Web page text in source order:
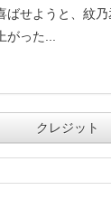
ばせようと、紋
がった
クレジット